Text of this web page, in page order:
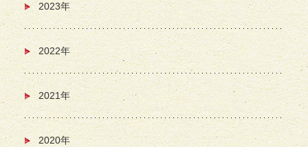
2023年
2022年
2021年
2020年